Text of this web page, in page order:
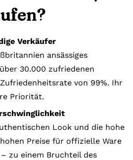
Verkäufer
ansässiges
30.000 zufriedenen
von 99%. Ihr
Priorität.
Look und die hohe
Preise für offizielle Ware
zu einem Bruchteil des